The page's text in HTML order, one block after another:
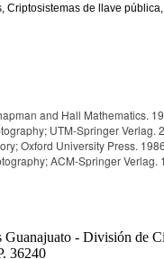
Criptosistemas de llave
and Hall Mathematics.
UTM-Springer Verlag.
Oxford University Press.
ACM-Springer Verlag.
- División de
36240